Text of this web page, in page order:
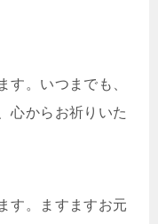
す。いつまでも、
心からお祈りいた
す。ますますお元